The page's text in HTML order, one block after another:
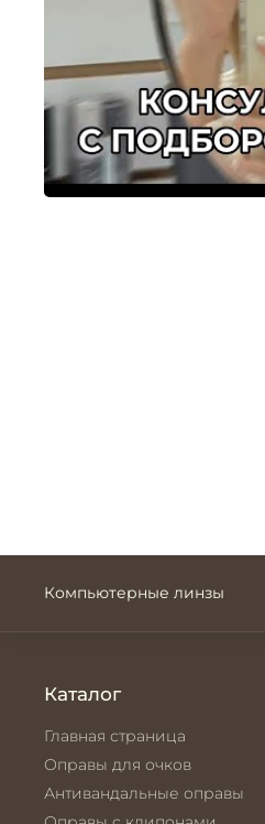
Компьютерные линзы
Каталог
Главная страница
Оправы для очков
Антивандальные оправы